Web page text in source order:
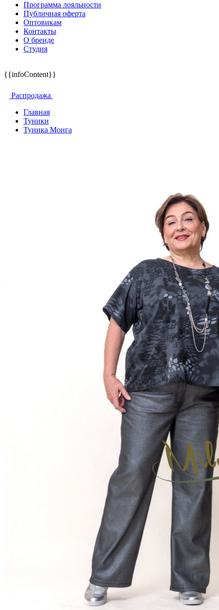
Программа лояльности
Публичная оферта
Оптовикам
Контакты
О бренде
Студия
{{infoContent}}
Распродажа
Главная
Туники
Туника Монга